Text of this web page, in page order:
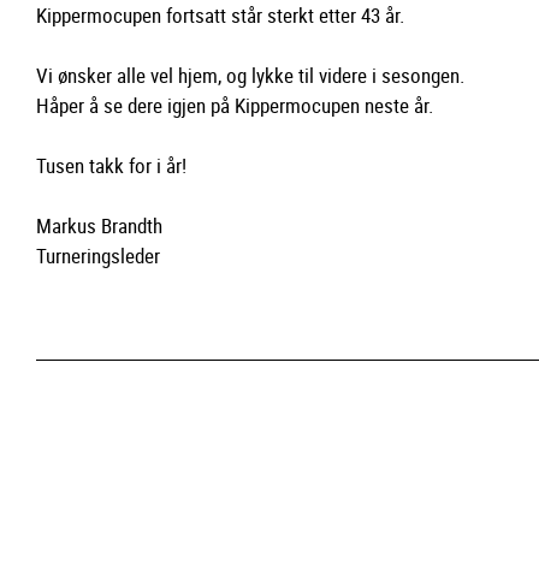
Kippermocupen fortsatt står sterkt etter 43 år.
Vi ønsker alle vel hjem, og lykke til videre i sesongen.
Håper å se dere igjen på Kippermocupen neste år.
Tusen takk for i år!
Markus Brandth
Turneringsleder